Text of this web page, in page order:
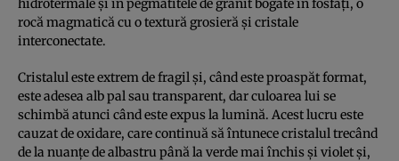
hidrotermale și în pegmatitele de granit bogate în fosfați, o
rocă magmatică cu o textură grosieră și cristale
interconectate.
Cristalul este extrem de fragil și, când este proaspăt format,
este adesea alb pal sau transparent, dar culoarea lui se
schimbă atunci când este expus la lumină. Acest lucru este
cauzat de oxidare, care continuă să întunece cristalul trecând
de la nuanțe de albastru până la verde mai închis și violet și,